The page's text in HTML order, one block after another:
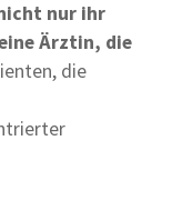
nur ihr
Ärztin, die
die